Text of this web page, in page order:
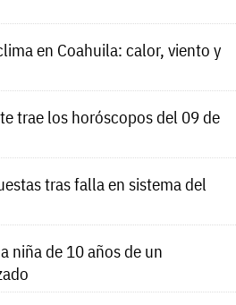
en Coahuila: calor, viento y
trae los horóscopos del 09 de
tras falla en sistema del
niña de 10 años de un